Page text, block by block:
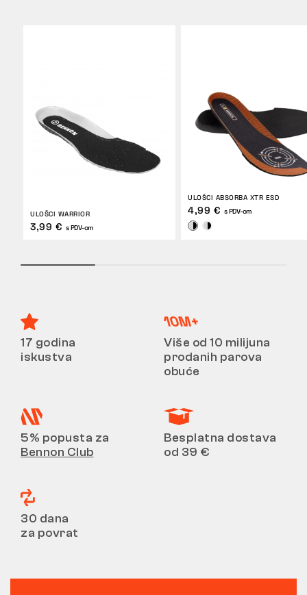
ULOŠCI WARRIOR
3,99 € s PDV-om
ULOŠCI ABSORBA XTR ESD
4,99 € s PDV-om
17 godina
iskustva
Više od 10 milijuna
prodanih parova
obuće
5% popusta za
Bennon Club
Besplatna dostava
od 39 €
30 dana
za povrat